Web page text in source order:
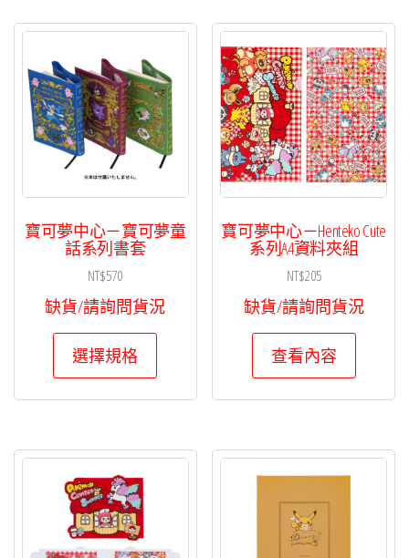
寶可夢中心－寶可夢童
話系列書套
NT$570
缺貨/請詢問貨況
選擇規格
此
可
寶可夢中心－Henteko Cute
系列A4資料夾組
NT$205
缺貨/請詢問貨況
查看內容